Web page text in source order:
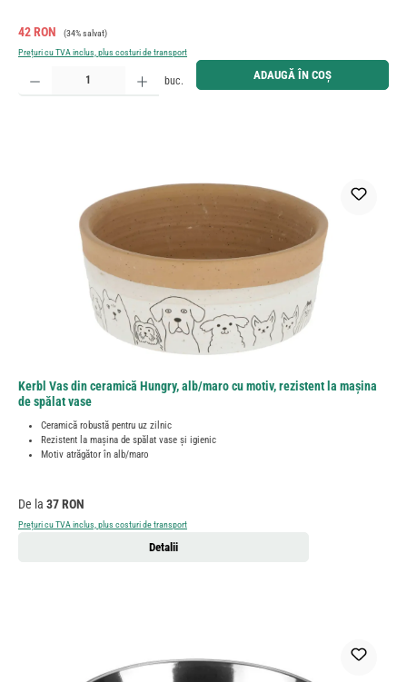
Preț de vânzare:
42 RON Preț obișnuit:
(34% salvat)
Prețuri cu TVA inclus, plus costuri de transport
Cantitate produs: Introduceți cantitatea dorită sau utilizați butoanele pentru a mări sau micșora
buc. ADAUGĂ ÎN COȘ
Kerbl Vas din ceramică Hungry, alb/maro cu motiv, rezistent la maşina
de spălat vase
Ceramică robustă pentru uz zilnic
Rezistent la maşina de spălat vase şi igienic
Motiv atrăgător în alb/maro
Preț obișnuit:
De la 37 RON
Prețuri cu TVA inclus, plus costuri de transport
Detalii